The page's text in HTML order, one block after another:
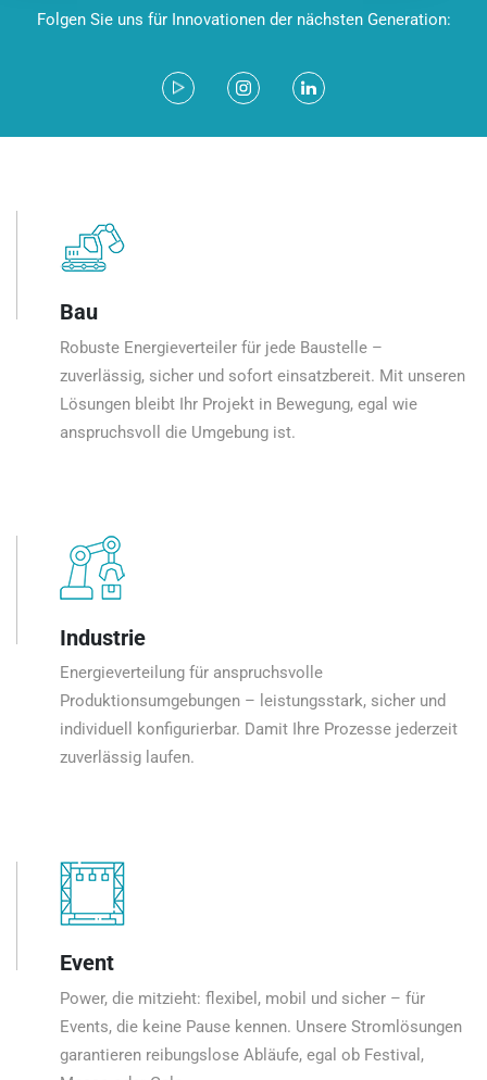
Folgen Sie uns für Innovationen der nächsten Generation:
Bau
Robuste Energieverteiler für jede Baustelle –
zuverlässig, sicher und sofort einsatzbereit. Mit unseren
Lösungen bleibt Ihr Projekt in Bewegung, egal wie
anspruchsvoll die Umgebung ist.
Industrie
Energieverteilung für anspruchsvolle
Produktionsumgebungen – leistungsstark, sicher und
individuell konfigurierbar. Damit Ihre Prozesse jederzeit
zuverlässig laufen.
Event
Power, die mitzieht: flexibel, mobil und sicher – für
Events, die keine Pause kennen. Unsere Stromlösungen
garantieren reibungslose Abläufe, egal ob Festival,